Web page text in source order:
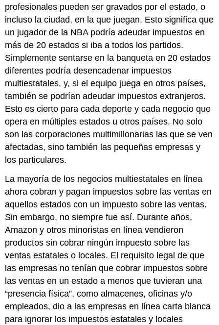
profesionales pueden ser gravados por el estado, o
incluso la ciudad, en la que juegan. Esto significa que
un jugador de la NBA podría adeudar impuestos en
más de 20 estados si iba a todos los partidos.
Simplemente sentarse en la banqueta en 20 estados
diferentes podría desencadenar impuestos
multiestatales, y, si el equipo juega en otros países,
también se podrían adeudar impuestos extranjeros.
Esto es cierto para cada deporte y cada negocio que
opera en múltiples estados u otros países. No solo
son las corporaciones multimillonarias las que se ven
afectadas, sino también las pequeñas empresas y
los particulares.
La mayoría de los negocios multiestatales en línea
ahora cobran y pagan impuestos sobre las ventas en
aquellos estados con un impuesto sobre las ventas.
Sin embargo, no siempre fue así. Durante años,
Amazon y otros minoristas en línea vendieron
productos sin cobrar ningún impuesto sobre las
ventas estatales o locales. El requisito legal de que
las empresas no tenían que cobrar impuestos sobre
las ventas en un estado a menos que tuvieran una
“presencia física”, como almacenes, oficinas y/o
empleados, dio a las empresas en línea carta blanca
para ignorar los impuestos estatales y locales